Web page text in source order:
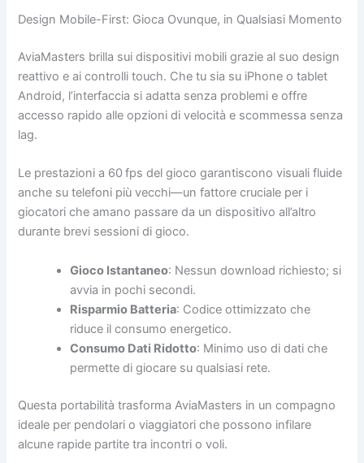
Design Mobile-First: Gioca Ovunque, in Qualsiasi Momento
AviaMasters brilla sui dispositivi mobili grazie al suo design
reattivo e ai controlli touch. Che tu sia su iPhone o tablet
Android, l’interfaccia si adatta senza problemi e offre
accesso rapido alle opzioni di velocità e scommessa senza
lag.
Le prestazioni a 60 fps del gioco garantiscono visuali fluide
anche su telefoni più vecchi—un fattore cruciale per i
giocatori che amano passare da un dispositivo all’altro
durante brevi sessioni di gioco.
Gioco Istantaneo: Nessun download richiesto; si
avvia in pochi secondi.
Risparmio Batteria: Codice ottimizzato che
riduce il consumo energetico.
Consumo Dati Ridotto: Minimo uso di dati che
permette di giocare su qualsiasi rete.
Questa portabilità trasforma AviaMasters in un compagno
ideale per pendolari o viaggiatori che possono infilare
alcune rapide partite tra incontri o voli.